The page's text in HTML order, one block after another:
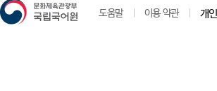
도움말 이용 약관 개